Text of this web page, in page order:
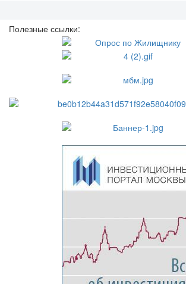
Полезные ссылки: